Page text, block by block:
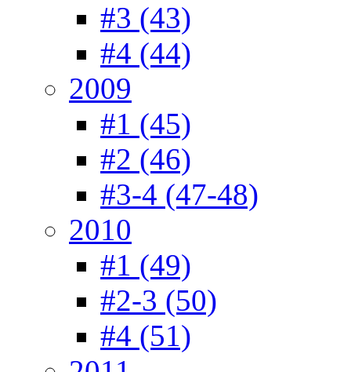
#3 (43)
#4 (44)
2009
#1 (45)
#2 (46)
#3-4 (47-48)
2010
#1 (49)
#2-3 (50)
#4 (51)